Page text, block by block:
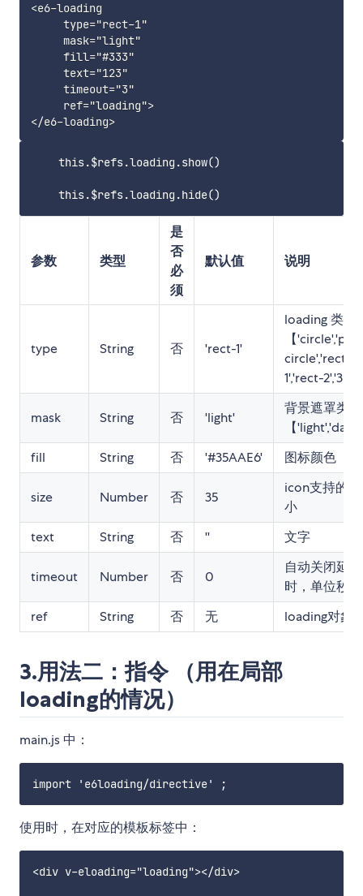
<e6-loading
     type="rect-1"
     mask="light"
     fill="#333"
     text="123"
     timeout="3"
     ref="loading">
</e6-loading>
    this.$refs.loading.show()
参数 类型
是
否
必
须
默认值 说明
type String 否 'rect-1'
loading 类型
【'circle','p-
circle','rect-
1','rect-2','3D'
mask String 否 'light'
背景遮罩类型
【
fill
String 否 '#35AAE6' 图标颜色
size Number 否 35
icon支持的大
小
text
String 否 '' 文字
timeout Number 否 0
自动关闭延
时，单位秒
ref
String 否 无 loading对象
3.用法二：指令 （用在局部
loading的情况）
main.js 中：
使用时，在对应的模板标签中：
<div v-eloading="loading"></div>